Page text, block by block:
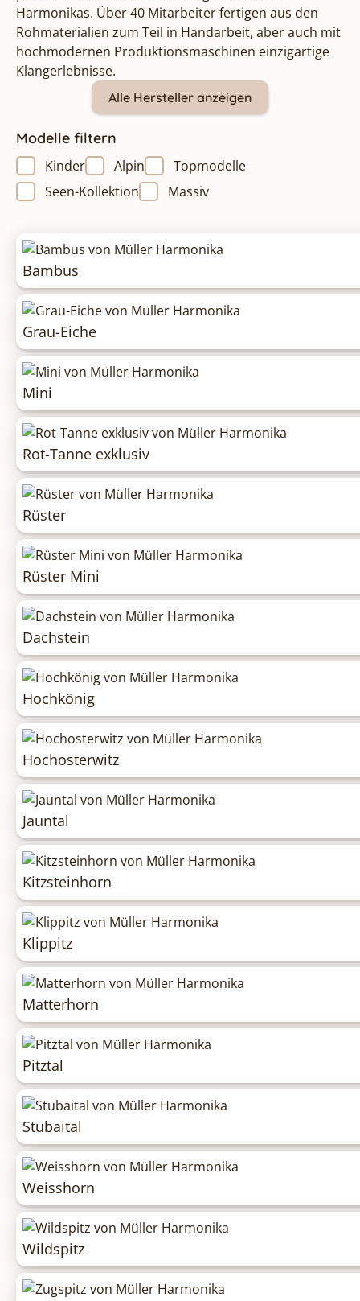
Harmonikas. Über 40 Mitarbeiter fertigen aus den
Rohmaterialien zum Teil in Handarbeit, aber auch mit
hochmodernen Produktionsmaschinen einzigartige
Klangerlebnisse.
Alle Hersteller anzeigen
Modelle filtern
Kinder Alpin
Topmodelle
Seen-Kollektion
Massiv
Bambus
Grau-Eiche
Mini
Rot-Tanne exklusiv
Rüster
Rüster Mini
Dachstein
Hochkönig
Hochosterwitz
Jauntal
Kitzsteinhorn
Klippitz
Matterhorn
Pitztal
Stubaital
Weisshorn
Wildspitz